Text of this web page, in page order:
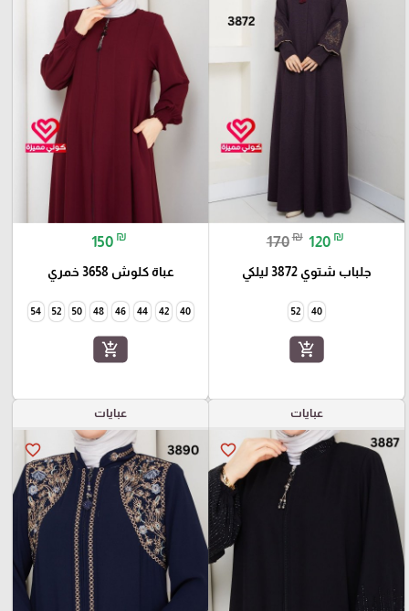
170₪ 120 ₪
جلباب شتوي 3872 ليلكي
40
52
add_shopping_cart
150 ₪
عباة كلوش 3658 خمري
40
42
44
46
48
50
52
54
add_shopping_cart
عبايات
favorite_border
عبايات
favorite_border